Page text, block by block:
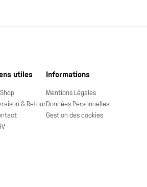
utiles
& Retour
Informations
Mentions Légales
Données Personnelles
Gestion des cookies